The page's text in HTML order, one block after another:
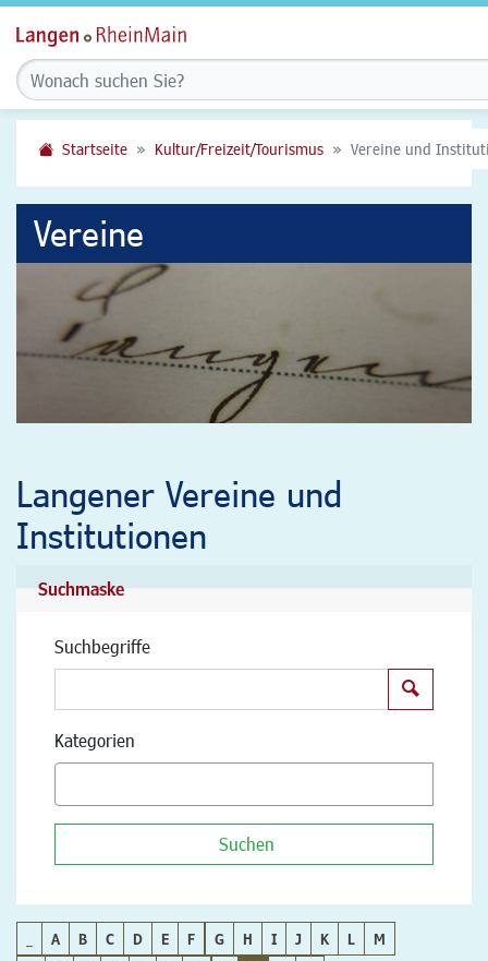
Startseite Kultur/Freizeit/Tourismus Vereine und
Vereine
Langener Vereine und
Institutionen
Suchmaske
Suchbegriffe
Kategorien
Suchen
A B C D E F G H I J K L
M